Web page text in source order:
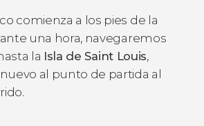
comienza a los pies de la
una hora, navegaremos
la Isla de Saint Louis,
al punto de partida al